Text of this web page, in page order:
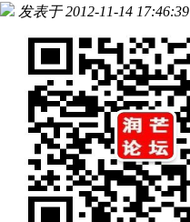
发表于 2012-11-14 17:46:39